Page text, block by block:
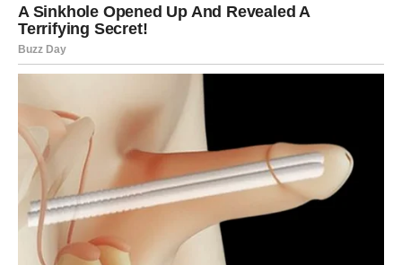
Pred vama su dani tokom kojih ćete konačno prestati
skrivati emocije i dozvoliti sebi da budete srećni.
Jedna osoba pokazuje vam poštovanje i iskrenost kakvu
dugo niste imali.
Ljubav vam vraća unutrašnji mir
Pred vama su veoma nježni emotivni trenuci.